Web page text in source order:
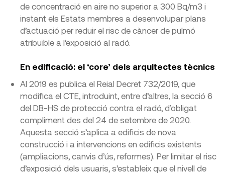
de concentració en aire no superior a 300 Bq/m3 i
instant els Estats membres a desenvolupar plans
d’actuació per reduir el risc de càncer de pulmó
atribuïble a l’exposició al radó.
En edificació: el ‘core’ dels arquitectes tècnics
Al 2019 es publica el Reial Decret 732/2019, que
modifica el CTE, introduint, entre d’altres, la secció 6
del DB-HS de protecció contra el radó, d’obligat
compliment des del 24 de setembre de 2020.
Aquesta secció s’aplica a edificis de nova
construcció i a intervencions en edificis existents
(ampliacions, canvis d’ús, reformes). Per limitar el risc
d’exposició dels usuaris, s’estableix que el nivell de